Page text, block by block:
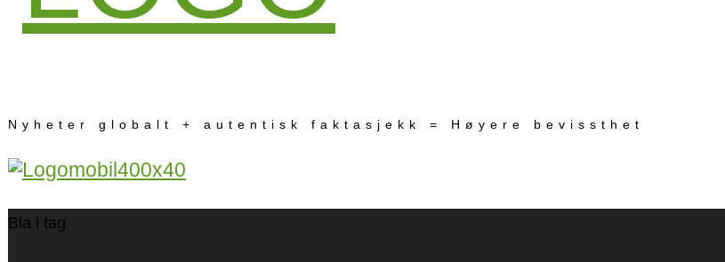
Nyheter globalt + autentisk faktasjekk = Høyere bevissthet
Bla i tag